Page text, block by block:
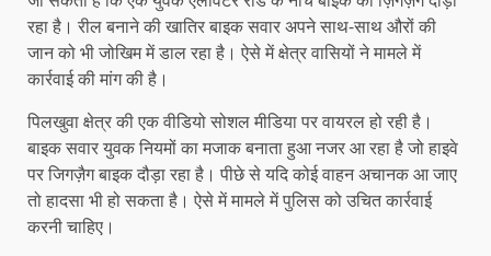
रहा है। रील बनाने की खातिर बाइक सवार अपने साथ-साथ औरों की
जान को भी जोखिम में डाल रहा है। ऐसे में क्षेत्र वासियों ने मामले में
कार्रवाई की मांग की है।
पिलखुवा क्षेत्र की एक वीडियो सोशल मीडिया पर वायरल हो रही है।
बाइक सवार युवक नियमों का मजाक बनाता हुआ नजर आ रहा है जो हाइवे
पर जिगज़ैग बाइक दौड़ा रहा है। पीछे से यदि कोई वाहन अचानक आ जाए
तो हादसा भी हो सकता है। ऐसे में मामले में पुलिस को उचित कार्रवाई
करनी चाहिए।